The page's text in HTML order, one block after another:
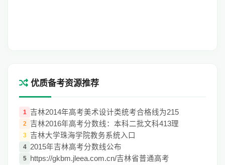
优质备考资源推荐
1 吉林2014年高考美术设计类统考合格线为215
2 吉林2016年高考分数线：本科二批文科413理
3 吉林大学珠海学院教务系统入口
4 2015年吉林高考分数线公布
5 https://gkbm.jleea.com.cn/吉林省普通高考